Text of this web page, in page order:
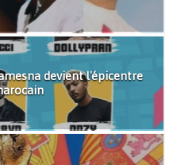
devient l'épicentre